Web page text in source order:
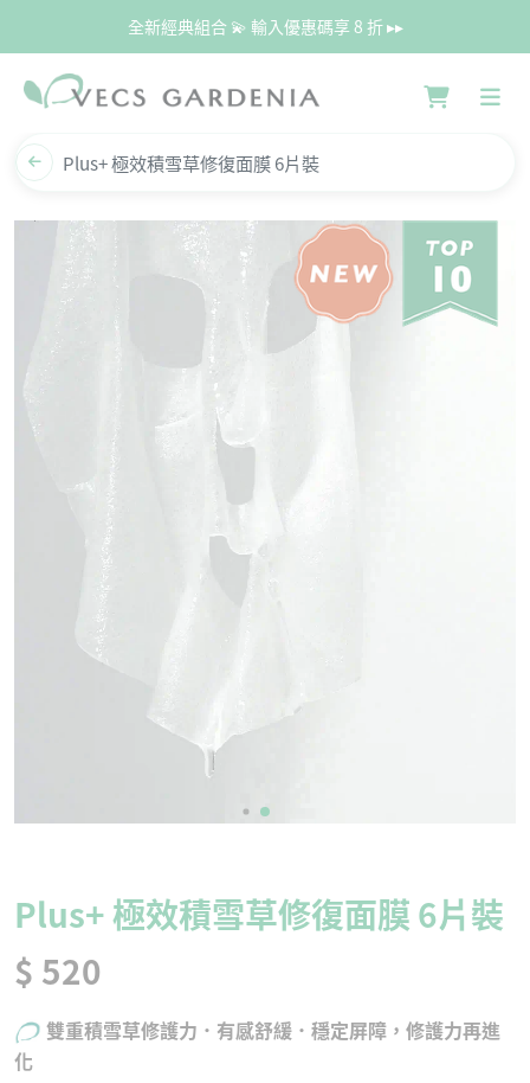
全新經典組合 💫 輸入優惠碼享 8 折 ▸▸
Plus+ 極效積雪草修復面膜 6片裝
Plus+ 極效積雪草修復面膜 6片裝
$ 520
雙重積雪草修護⼒．有感舒緩．穩定屏障，修護⼒再進
化